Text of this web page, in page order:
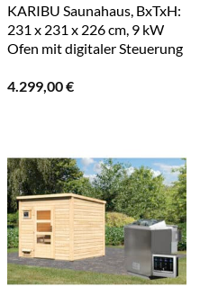
KARIBU Saunahaus, BxTxH:
231 x 231 x 226 cm, 9 kW
Ofen mit digitaler Steuerung
4.299,00€